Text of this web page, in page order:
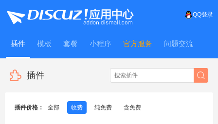
QQ登录
插件 模板 套餐 小程序 官方服务 问题交流
WitFrame
插件
插件价格： 全部 收费 纯免费 含免费